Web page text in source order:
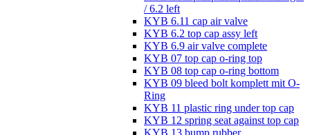
/ 6.2 left
KYB 6.11 cap air valve
KYB 6.2 top cap assy left
KYB 6.9 air valve complete
KYB 07 top cap o-ring top
KYB 08 top cap o-ring bottom
KYB 09 bleed bolt komplett mit O-
Ring
KYB 11 plastic ring under top cap
KYB 12 spring seat against top cap
KYB 13 bump rubber